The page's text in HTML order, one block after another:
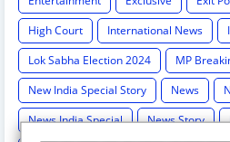
High Court
International News
Lok Sabha Election 2024
MP
New India Special Story
News
News India Special
News Story